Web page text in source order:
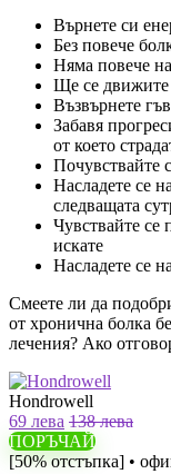
Върнете си
Без повече
Няма повече
Ще се движите
Възвърнете
Забавя
от което
Почувствайте
Насладете се
следващата
Чувствайте се
искате
Насладете се
Смеете ли да
от хронична болка
лечения? Ако
Hondrowell
69 лева 138 лева
ПОРЪЧАЙ
[50% отстъпка] •